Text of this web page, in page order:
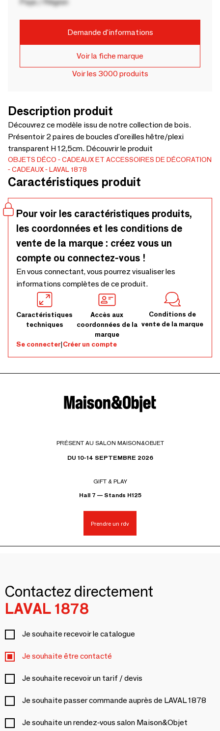
Demande d'informations
Voir la fiche marque
Voir les 3000 produits
Description produit
Découvrez ce modèle issu de notre collection de bois.
Présentoir 2 paires de boucles d'oreilles hêtre/plexi
transparent H 12,5cm. Découvrir le produit
OBJETS DÉCO
CADEAUX ET ACCESSOIRES DE DÉCORATION
CADEAUX
LAVAL 1878
Caractéristiques produit
Pour voir les caractéristiques produits,
les coordonnées et les conditions de
vente de la marque : créez vous un
compte ou connectez-vous !
En vous connectant, vous pourrez visualiser les
informations complètes de ce produit.
Caractéristiques
techniques
Accès aux
coordonnées de la
marque
Conditions de
vente de la marque
Se connecter|Créer un compte
PRÉSENT AU SALON MAISON&OBJET
DU 10-14 SEPTEMBRE 2026
GIFT & PLAY
Hall 7 — Stands H125
Prendre un rdv
Contactez directement
LAVAL 1878
Je souhaite recevoir le catalogue
Je souhaite être contacté
Je souhaite recevoir un tarif / devis
Je souhaite passer commande auprès de LAVAL 1878
Je souhaite un rendez-vous salon Maison&Objet